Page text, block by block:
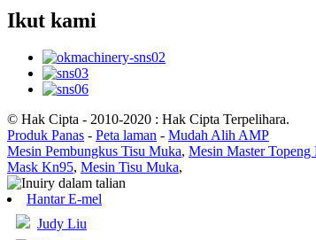
Ikut kami
© Hak Cipta - 2010-2020 : Hak Cipta Terpelihara.
Produk Panas - Peta laman - Mudah Alih AMP
Mesin Pembungkus Tisu Muka, Mesin Master Topeng
Mask Kn95, Mesin Tisu Muka,
Hantar E-mel
Judy Liu